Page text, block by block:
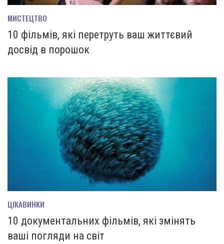
МИСТЕЦТВО
10 фільмів, які перетруть ваш життєвий
досвід в порошок
ЦІКАВИНКИ
10 документальних фільмів, які змінять
ваші погляди на світ